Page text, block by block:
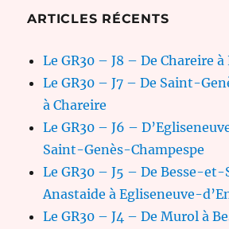
ARTICLES RÉCENTS
Le GR30 – J8 – De Chareire
Le GR30 – J7 – De Saint-
à Chareire
Le GR30 – J6 –
Saint-Genès-Champespe
Le GR30 – J5 – De Besse-
Anastaide à Egliseneuve-
Le GR30 – J4 – De Murol à